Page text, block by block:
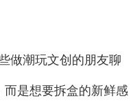
做潮玩文创的朋友聊
是想要拆盒的新鲜感